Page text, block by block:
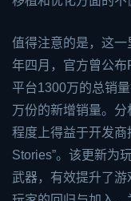
值得注意的是，这
年四月，官方曾公
平台1300万的总销
万份的新增销量。
程度上得益于开发商
Stories”。该更新为
武器，有效提升了